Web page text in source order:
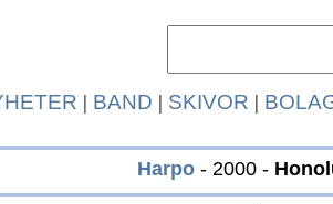
| BAND | SKIVOR |
Harpo - 2000 -